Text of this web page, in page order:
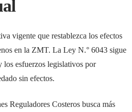
vigente que restablezca los efectos
en la ZMT. La Ley N.° 6043 sigue
los esfuerzos legislativos por
sin efectos.
Reguladores Costeros busca más